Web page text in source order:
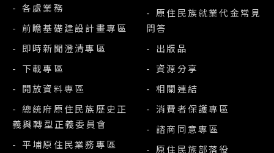
- 各處業務
- 前瞻基礎建設計畫專區
- 即時新聞澄清專區
- 下載專區
- 開放資料專區
- 總統府原住民族歷史正
義與轉型正義委員會
- 平埔原住民業務專區
- 原住民族就業代金常見
問答
- 出版品
- 資源分享
- 相關連結
- 消費者保護專區
- 諮商同意專區
- 原住民族部落役